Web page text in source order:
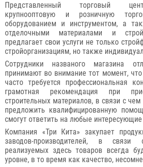
Представленный торговый
крупнооптовую и розничную
оборудованием и инструментом, а
отделочными материалами и
предлагает свои услуги не только
стройорганизациям, но также
Сотрудники названого магазина
принимают во внимание тот момент,
часто требуется профессиональная
грамотная рекомендация при
строительных материалов, в связи с
предложить квалифицированную
смогут ответить на любые
Компания «Три Кита» закупает
заводов-производителей, в
реализуемых здесь товаров всегда
уровне, в то время как качество,